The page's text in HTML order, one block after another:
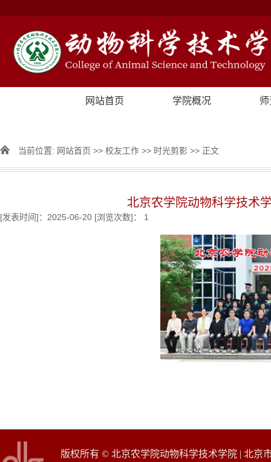
网站首页 学院概况
当前位置: 网站首页 >> 校友工作 >> 时光剪影 >> 正文
北京农学院动物科学技术
[发表时间]：2025-06-20 [浏览次数]： 1
版权所有 © 北京农学院动物科学技术学院 | 北京